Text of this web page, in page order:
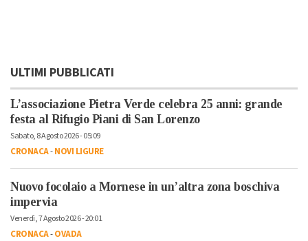
ULTIMI PUBBLICATI
L’associazione Pietra Verde celebra 25 anni: grande
festa al Rifugio Piani di San Lorenzo
Sabato, 8 Agosto 2026 - 05:09
CRONACA-NOVI LIGURE
Nuovo focolaio a Mornese in un’altra zona boschiva
impervia
Venerdì, 7 Agosto 2026 - 20:01
CRONACA-OVADA